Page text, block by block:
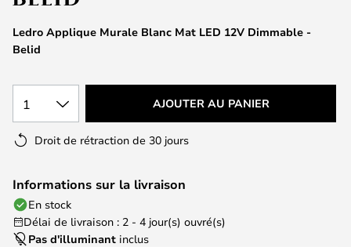
the
images
gallery
Ledro Applique Murale Blanc Mat LED 12V Dimmable -
Belid
1 AJOUTER AU PANIER
Droit de rétraction de 30 jours
Informations sur la livraison
En stock
Délai de livraison : 2 - 4 jour(s) ouvré(s)
Pas d'illuminant inclus